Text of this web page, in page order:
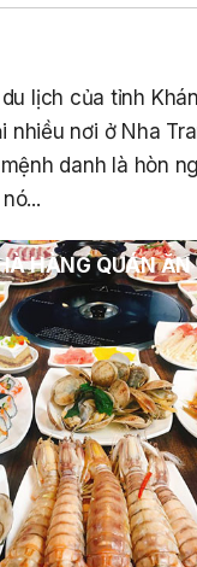
NỘI QUY
NỘI QUY
QUYẾT
Công Khai
Chi Ngân
QUYẾT
Điều
Theo
Ngày 07/
QUYẾT
Công
Chi Ngân
lịch của tỉnh
nơi ở Nha
danh là hòn
HÀNG QUÁN ĂN